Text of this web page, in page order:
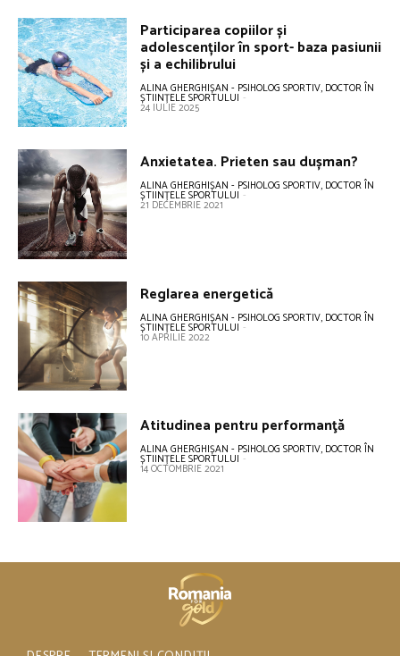
Participarea copiilor și
adolescenților în sport- baza pasiunii
și a echilibrului
ALINA GHERGHIȘAN - PSIHOLOG SPORTIV, DOCTOR ÎN
ȘTIINȚELE SPORTULUI -
24 IULIE 2025
Anxietatea. Prieten sau dușman?
ALINA GHERGHIȘAN - PSIHOLOG SPORTIV, DOCTOR ÎN
ȘTIINȚELE SPORTULUI -
21 DECEMBRIE 2021
Reglarea energetică
ALINA GHERGHIȘAN - PSIHOLOG SPORTIV, DOCTOR ÎN
ȘTIINȚELE SPORTULUI -
10 APRILIE 2022
Atitudinea pentru performanţă
ALINA GHERGHIȘAN - PSIHOLOG SPORTIV, DOCTOR ÎN
ȘTIINȚELE SPORTULUI -
14 OCTOMBRIE 2021